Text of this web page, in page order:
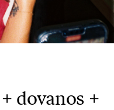
dovanos +